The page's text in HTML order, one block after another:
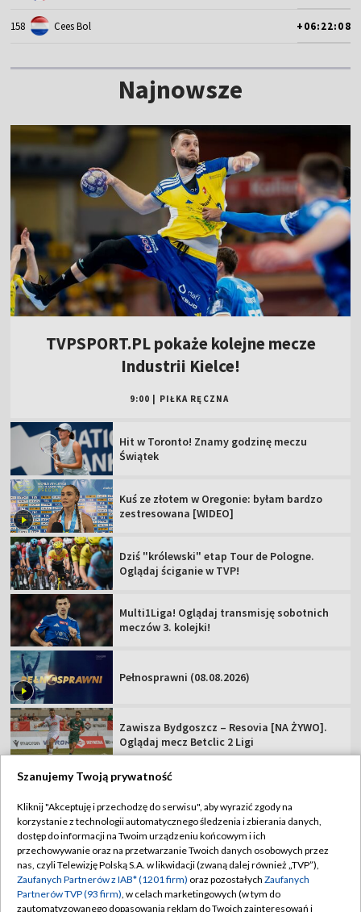
158 Cees Bol +06:22:08
Najnowsze
TVPSPORT.PL pokaże kolejne mecze
Industrii Kielce!
9:00 PIŁKA RĘCZNA
Hit w Toronto! Znamy godzinę meczu
Świątek
Kuś ze złotem w Oregonie: byłam bardzo
zestresowana [WIDEO]
Dziś "królewski" etap Tour de Pologne.
Oglądaj ściganie w TVP!
Multi1Liga! Oglądaj transmisję sobotnich
meczów 3. kolejki!
Pełnosprawni (08.08.2026)
Zawisza Bydgoszcz – Resovia [NA ŻYWO].
Oglądaj mecz Betclic 2 Ligi
TVP
Abonament TVP
Sklep TVP
Biuro Reklamy
Regulamin TVP
Polityka prywatności
Moje zgody
Szanujemy Twoją prywatność
Kliknij "Akceptuję i przechodzę do serwisu", aby wyrazić zgody na
korzystanie z technologii automatycznego śledzenia i zbierania danych,
dostęp do informacji na Twoim urządzeniu końcowym i ich
przechowywanie oraz na przetwarzanie Twoich danych osobowych przez
nas, czyli Telewizję Polską S.A. w likwidacji (zwaną dalej również „TVP”),
Zaufanych Partnerów z IAB* (1201 firm) oraz pozostałych Zaufanych
Partnerów TVP (93 firm), w celach marketingowych (w tym do
zautomatyzowanego dopasowania reklam do Twoich zainteresowań i